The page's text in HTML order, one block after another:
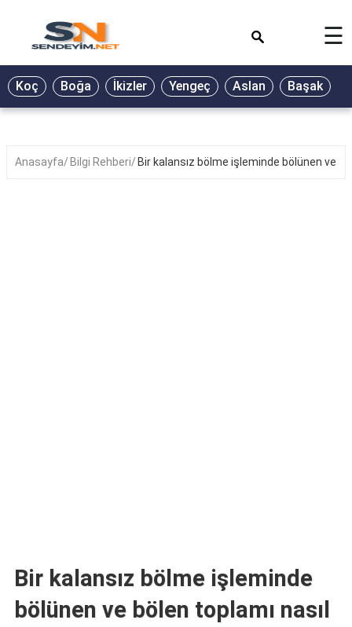
BİYOGRAFİ
GALERİ
☰
Koç Boğa İkizler Yengeç Aslan Başak
Anasayfa Bilgi Rehberi Bir kalansız bölme işleminde bölünen ve
Bir kalansız bölme işleminde
bölünen ve bölen toplamı nasıl